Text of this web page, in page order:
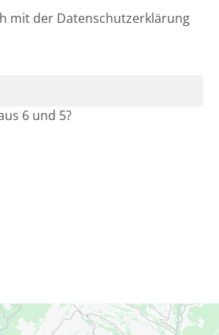
mit der Datenschutzerklärung
6 und 5?